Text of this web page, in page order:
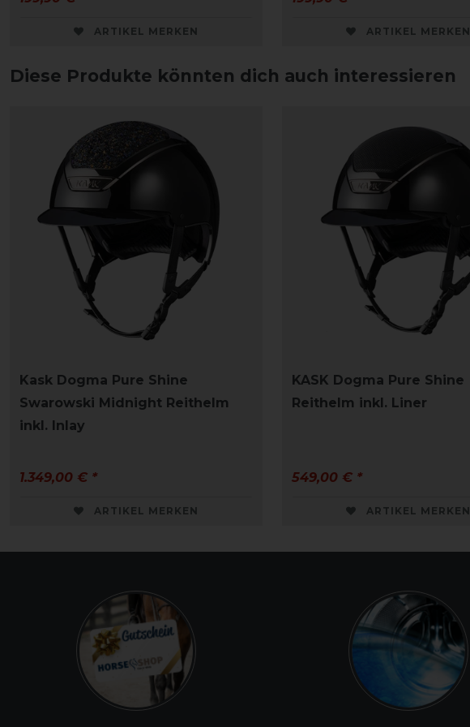
ARTIKEL MERKEN ARTIKEL MERKEN
Diese Produkte könnten dich auch interessieren
Kask Dogma Pure Shine
Swarowski Midnight Reithelm
inkl. Inlay
1.349,00 € *
ARTIKEL MERKEN
KASK Dogma Pure Shine
Reithelm inkl. Liner
549,00 € *
ARTIKEL MERKEN